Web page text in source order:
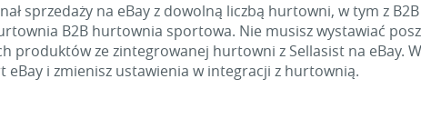
sprzedaży na eBay z dowolną liczbą hurtowni, w tym z
B2B hurtownia sportowa. Nie musisz wystawiać
ze zintegrowanej hurtowni z Sellasist na eBay.
eBay i zmienisz ustawienia w integracji z hurtownią.